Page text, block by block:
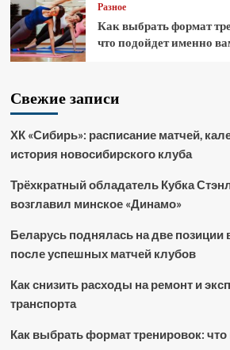
Разное
Как выбрать формат
что подойдет именно
Свежие записи
ХК «Сибирь»: расписание матчей,
история новосибирского клуба
Трёхкратный обладатель Кубка
возглавил минское «Динамо»
Беларусь поднялась на две позиции
после успешных матчей клубов
Как снизить расходы на ремонт и
транспорта
Как выбрать формат тренировок: